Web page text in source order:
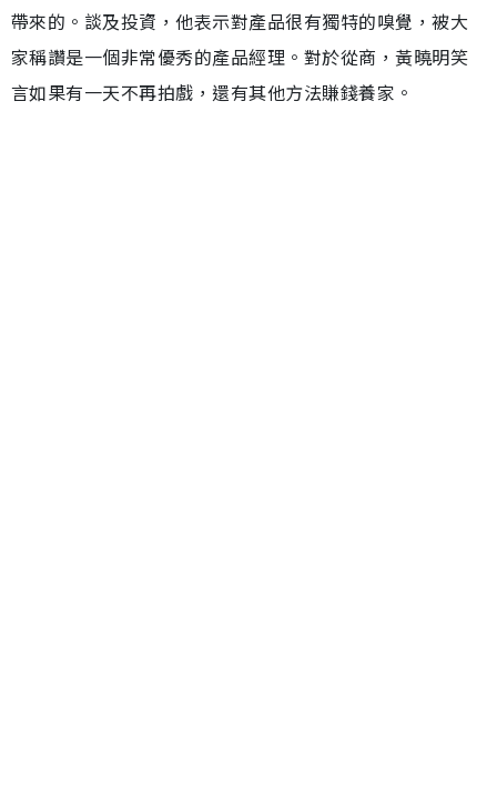
帶來的。談及投資，他表示對產品很有獨特的嗅覺，被大
家稱讚是一個非常優秀的產品經理。對於從商，黃曉明笑
言如果有一天不再拍戲，還有其他方法賺錢養家。